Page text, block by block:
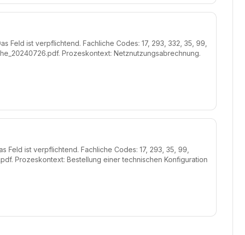
Feld ist verpflichtend. Fachliche Codes: 17, 293, 332, 35, 99,
Prozeskontext: Netznutzungsabrechnung.
Feld ist verpflichtend. Fachliche Codes: 17, 293, 35, 99,
Prozeskontext: Bestellung einer technischen Konfiguration